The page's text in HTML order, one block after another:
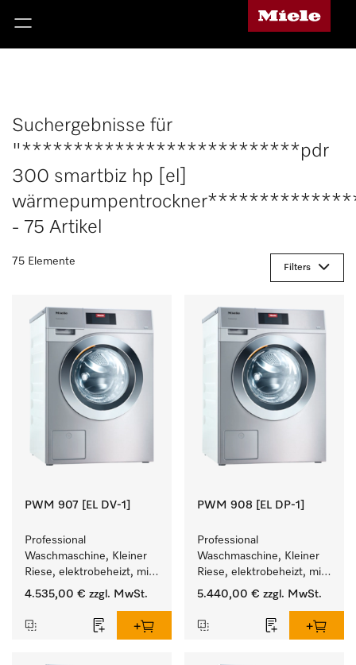
Suchergebnisse für
"***************************pdr
300 smartbiz hp [el]
- 75 Artikel
75 Elemente
Filters
PWM 907 [EL DV-1]
Professional
Waschmaschine, Kleiner
Riese, elektrobeheizt, mit
Ablaufventil und
Programmen.
Leistung 7 kg  in 49 min .
4.535,00 € zzgl. MwSt.
PWM 908 [EL DP-1]
Professional
Waschmaschine, Kleiner
Riese, elektrobeheizt, mit
Ablaufpumpe und
Programmen.
Leistung 8 kg  in 49 min .
5.440,00 € zzgl. MwSt.